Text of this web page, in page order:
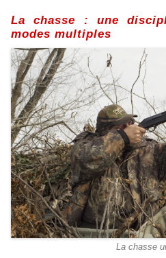
La chasse : une
modes multiples
La chasse